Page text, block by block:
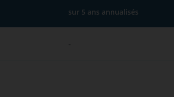
sur 5 ans annualisés
-